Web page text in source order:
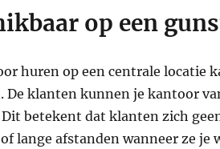
op een
huren op een centrale locatie
De klanten kunnen je kantoor
betekent dat klanten zich
lange afstanden wanneer ze je